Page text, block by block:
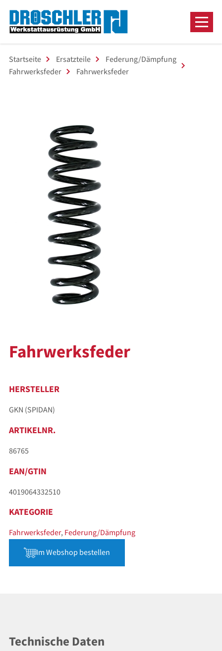
Startseite Ersatzteile
Federung/Dämpfung
Fahrwerksfeder
Fahrwerksfeder
Fahrwerksfeder
HERSTELLER
GKN (SPIDAN)
ARTIKELNR.
86765
EAN/GTIN
4019064332510
KATEGORIE
Fahrwerksfeder, Federung/Dämpfung
Im Webshop bestellen
Technische Daten